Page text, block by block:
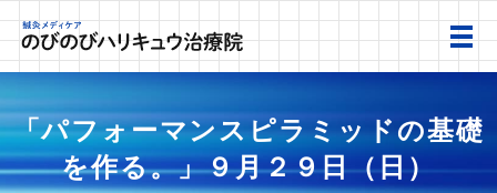
「パフォーマンスピラミッドの基礎
を作る。」９月２９日（日）